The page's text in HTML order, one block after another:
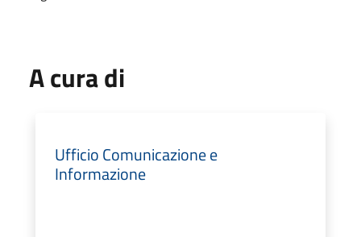
A cura di
Ufficio Comunicazione e
Informazione